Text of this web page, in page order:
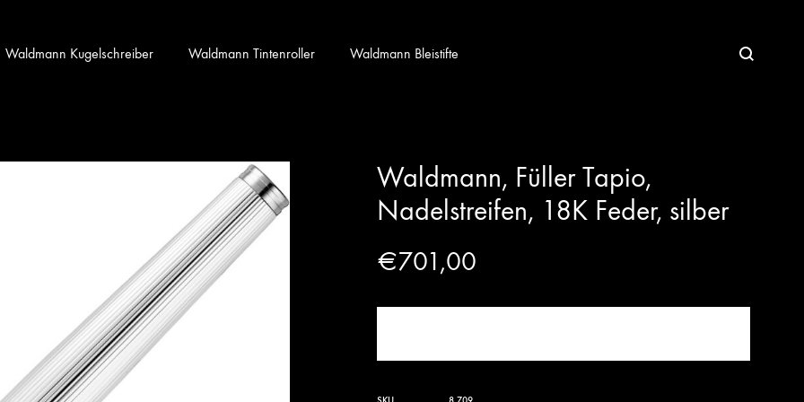
Waldmann Kugelschreiber Waldmann Tintenroller Waldmann Bleistifte
Waldmann, Füller Tapio,
Nadelstreifen, 18K Feder, silber
€701,00